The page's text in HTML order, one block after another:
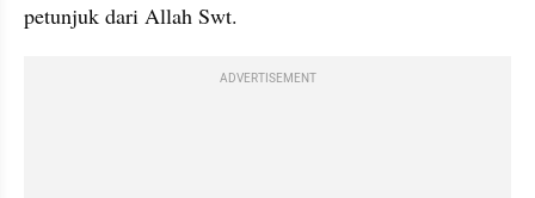
petunjuk dari Allah Swt.
ADVERTISEMENT